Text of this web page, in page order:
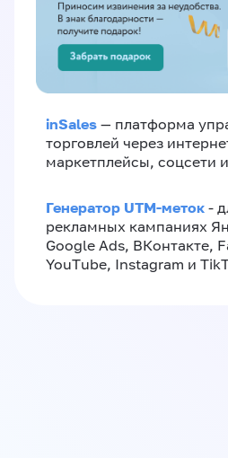
inSales — платформа
торговлей через
маркетплейсы, соцсети
Генератор UTM-меток -
рекламных кампаниях
Google Ads, ВКонтакте,
YouTube, Instagram и